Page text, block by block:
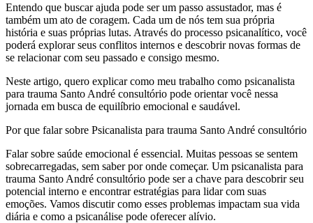
Entendo que buscar ajuda pode ser um passo assustador, mas é
também um ato de coragem. Cada um de nós tem sua própria
história e suas próprias lutas. Através do processo psicanalítico, você
poderá explorar seus conflitos internos e descobrir novas formas de
se relacionar com seu passado e consigo mesmo.
Neste artigo, quero explicar como meu trabalho como psicanalista
para trauma Santo André consultório pode orientar você nessa
jornada em busca de equilíbrio emocional e saudável.
Por que falar sobre Psicanalista para trauma Santo André consultório
Falar sobre saúde emocional é essencial. Muitas pessoas se sentem
sobrecarregadas, sem saber por onde começar. Um psicanalista para
trauma Santo André consultório pode ser a chave para descobrir seu
potencial interno e encontrar estratégias para lidar com suas
emoções. Vamos discutir como esses problemas impactam sua vida
diária e como a psicanálise pode oferecer alívio.